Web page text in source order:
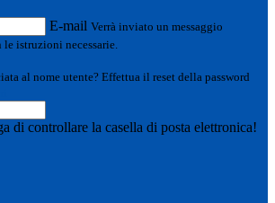
E-mail Verrà inviato un messaggio
istruzioni necessarie.
al nome utente? Effettua il reset della password
di controllare la casella di posta elettronica!